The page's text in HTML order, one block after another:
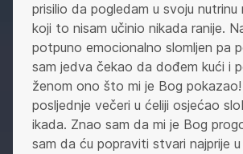
prisilio da pogledam u svoju nutrinu
koji to nisam učinio nikada ranije.
potpuno emocionalno slomljen pa
sam jedva čekao da dođem kući i
ženom ono što mi je Bog
posljednje večeri u ćeliji osjećao
ikada. Znao sam da mi je Bog
sam da ću popraviti stvari najprije